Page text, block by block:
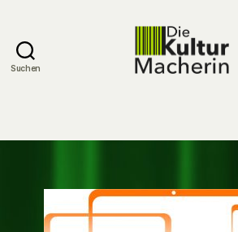
Suchen